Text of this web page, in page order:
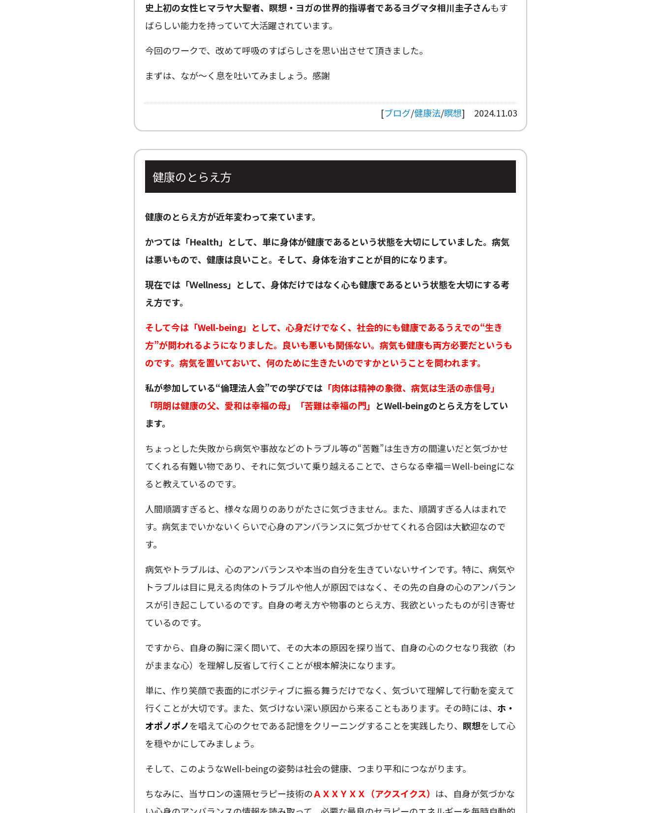
史上初の女性ヒマラヤ大聖者、瞑想・ヨガの世界的指導者であるヨグマタ相川圭子さんもす
ばらしい能力を持っていて大活躍されています。
今回のワークで、改めて呼吸のすばらしさを思い出させて頂きました。
まずは、なが〜く息を吐いてみましょう。感謝
[ブログ/健康法/瞑想] 2024.11.03
健康のとらえ方
健康のとらえ方が近年変わって来ています。
かつては「Health」として、単に身体が健康であるという状態を大切にしていました。病気
は悪いもので、健康は良いこと。そして、身体を治すことが目的になります。
現在では「Ｗellness」として、身体だけではなく心も健康であるという状態を大切にする考
え方です。
そして今は「Well-being」として、心身だけでなく、社会的にも健康であるうえでの“生き
方”が問われるようになりました。良いも悪いも関係ない。病気も健康も両方必要だというも
のです。病気を置いておいて、何のために生きたいのですかということを問われます。
私が参加している“倫理法人会”での学びでは 「肉体は精神の象徴、病気は生活の赤信号」
「明朗は健康の父、愛和は幸福の母」「苦難は幸福の門」 とWell-beingのとらえ方をしてい
ます。
ちょっとした失敗から病気や事故などのトラブル等の“苦難”は生き方の間違いだと気づかせ
てくれる有難い物であり、それに気づいて乗り越えることで、さらなる幸福＝Well-beingにな
ると教えているのです。
人間順調すぎると、様々な周りのありがたさに気づきません。また、順調すぎる人はまれで
す。病気までいかないくらいで心身のアンバランスに気づかせてくれる合図は大歓迎なので
す。
病気やトラブルは、心のアンバランスや本当の自分を生きていないサインです。特に、病気や
トラブルは目に見える肉体のトラブルや他人が原因ではなく、その先の自身の心のアンバラン
スが引き起こしているのです。自身の考え方や物事のとらえ方、我欲といったものが引き寄せ
ているのです。
ですから、自身の胸に深く問いて、その大本の原因を探り当て、自身の心のクセなり我欲（わ
がままな心）を理解し反省して行くことが根本解決になります。
単に、作り笑顔で表面的にポジティブに振る舞うだけでなく、気づいて理解して行動を変えて
行くことが大切です。また、気づけない深い原因から来ることもあります。その時には、 ホ・
オポノポノを唱えて心のクセである記憶をクリーニングすることを実践したり、 瞑想をして心
を穏やかにしてみましょう。
そして、このようなWell-beingの姿勢は社会の健康、つまり平和につながります。
ちなみに、当サロンの遠隔セラピー技術のＡＸＸＹＸＸ（アクスイクス） は、自身が気づかな